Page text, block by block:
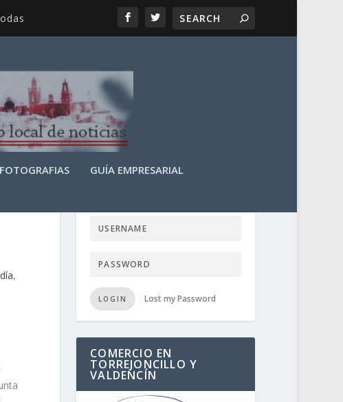
FOTOGRAFIAS GUÍA EMPRESARIAL
,
LOGIN Lost my Password
COMERCIO EN
TORREJONCILLO Y
VALDENCÍN